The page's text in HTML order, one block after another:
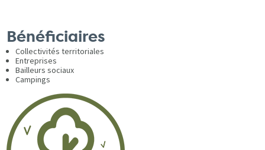
Bénéficiaires
Collectivités territoriales
Entreprises
Bailleurs sociaux
Campings